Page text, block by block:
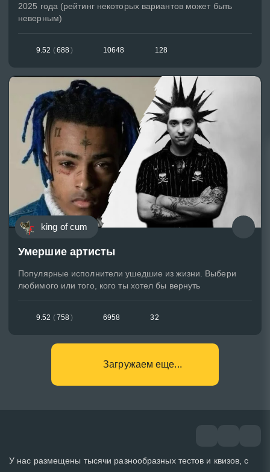
2025 года (рейтинг некоторых вариантов может быть
неверным)
9.52 (688) 10648 128
king of cum
Умершие артисты
Популярные исполнители ушедшие из жизни. Выбери
любимого или того, кого ты хотел бы вернуть
9.52 (758) 6958 32
Загружаем еще...
У нас размещены тысячи разнообразных тестов и квизов, с